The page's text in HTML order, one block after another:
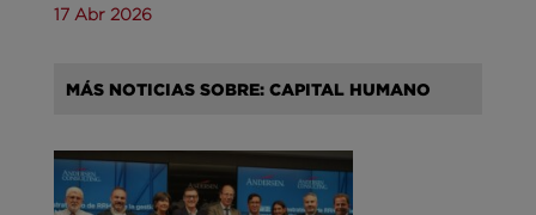
17 Abr 2026
MÁS NOTICIAS SOBRE: CAPITAL HUMANO